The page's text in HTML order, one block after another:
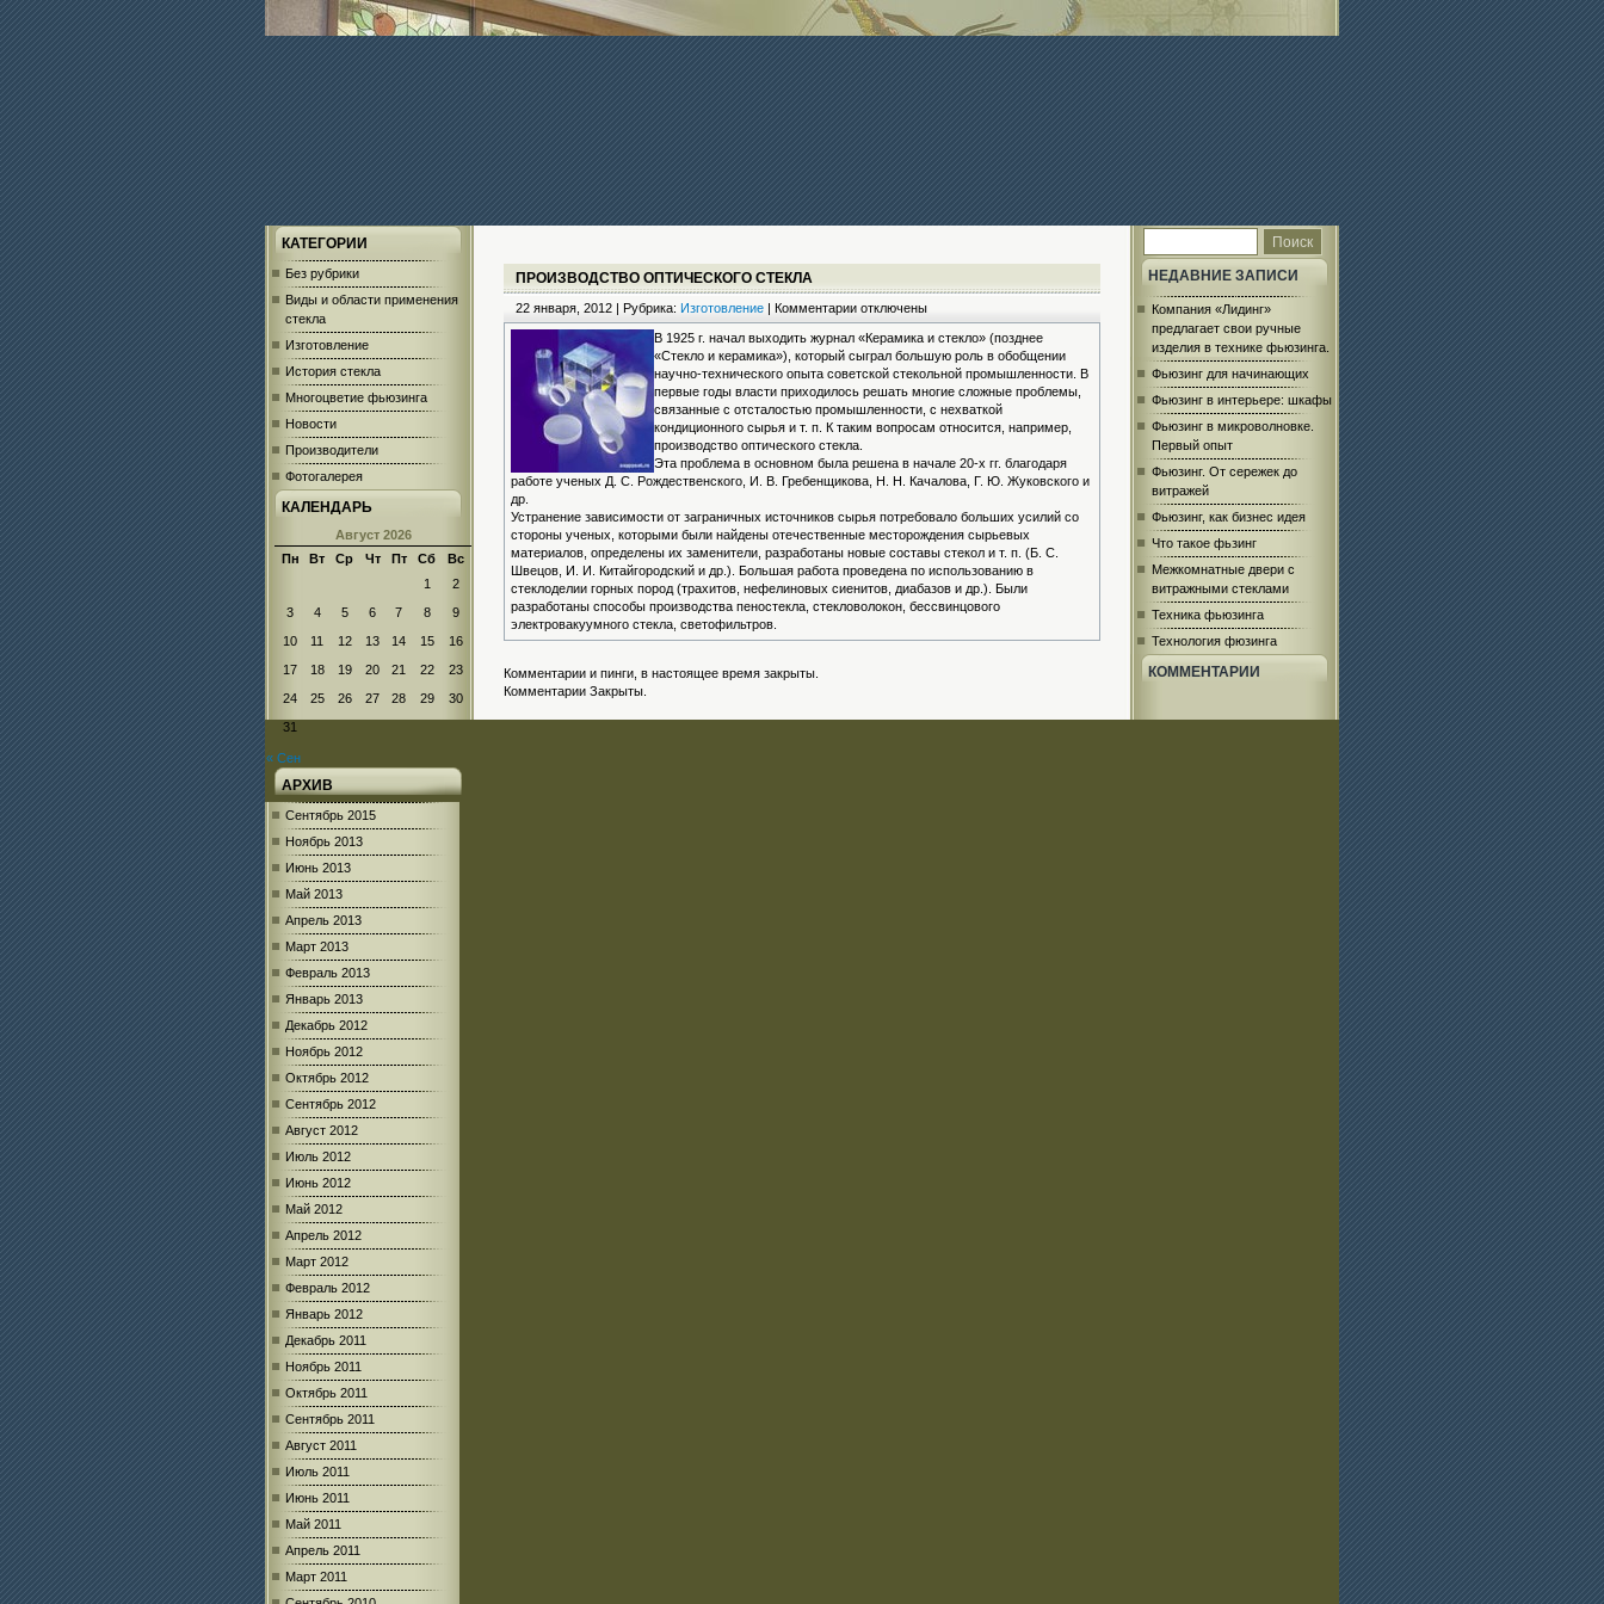
КАТЕГОРИИ
Без рубрики
Виды и области применения
стекла
Изготовление
История стекла
Многоцветие фьюзинга
Новости
Производители
Фотогалерея
КАЛЕНДАРЬ
Август 2026
Пн
Вт Ср Чт Пт Сб
Вс
1
2
3
4 5 6 7 8
9
10
11 12 13 14 15
16
17
18 19 20 21 22
23
24
25 26 27 28 29
30
31
« Сен
АРХИВ
Сентябрь 2015
Ноябрь 2013
Июнь 2013
Май 2013
Апрель 2013
Март 2013
Февраль 2013
Январь 2013
Декабрь 2012
Ноябрь 2012
Октябрь 2012
Сентябрь 2012
Август 2012
Июль 2012
Июнь 2012
Май 2012
Апрель 2012
Март 2012
Февраль 2012
Январь 2012
Декабрь 2011
Ноябрь 2011
Октябрь 2011
Сентябрь 2011
Август 2011
Июль 2011
Июнь 2011
Май 2011
Апрель 2011
Март 2011
НЕДАВНИЕ ЗАПИСИ
Компания «Лидинг»
предлагает свои ручные
изделия в технике фьюзинга.
Фьюзинг для начинающих
Фьюзинг в интерьере: шкафы
Фьюзинг в микроволновке.
Первый опыт
Фьюзинг. От сережек до
витражей
Фьюзинг, как бизнес идея
Что такое фьзинг
Межкомнатные двери с
витражными стеклами
Техника фьюзинга
Технология фюзинга
КОММЕНТАРИИ
ПРОИЗВОДСТВО ОПТИЧЕСКОГО СТЕКЛА
22 января, 2012 | Рубрика: Изготовление | Комментариик
записи
Производство
оптического
стекла
отключены
В 1925 г. начал выходить журнал «Керамика и стекло» (позднее
«Стекло и керамика»), который сыграл большую роль в обобщении
научно-технического опыта советской стекольной промышленности. В
первые годы власти приходилось решать многие сложные проблемы,
связанные с отсталостью промышленности, с нехваткой
кондиционного сырья и т. п. К таким вопросам относится, например,
производство оптического стекла.
Эта проблема в основном была решена в начале 20-х гг. благодаря
работе ученых Д. С. Рождественского, И. В. Гребенщикова, Н. Н. Качалова, Г. Ю. Жуковского и
др.
Устранение зависимости от заграничных источников сырья потребовало больших усилий со
стороны ученых, которыми были найдены отечественные месторождения сырьевых
материалов, определены их заменители, разработаны новые составы стекол и т. п. (Б. С.
Швецов, И. И. Китайгородский и др.). Большая работа проведена по использованию в
стеклоделии горных пород (трахитов, нефелиновых сиенитов, диабазов и др.). Были
разработаны способы производства пеностекла, стекловолокон, бессвинцового
электровакуумного стекла, светофильтров.
Комментарии и пинги, в настоящее время закрыты.
Комментарии Закрыты.